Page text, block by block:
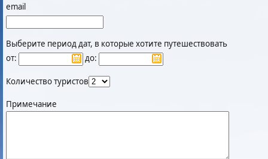
email
Выберите период дат, в которые хотите путешествовать
от:
до:
Количество туристов
Примечание